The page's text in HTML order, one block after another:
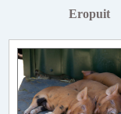
Eropuit